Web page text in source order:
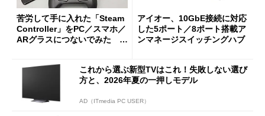
苦労して手に入れた「Steam
Controller」をPC／スマホ／
ARグラスにつないでみた ゲ
アイオー、10GbE接続に対応
した5ポート／8ポート搭載ア
ンマネージスイッチングハブ
これから選ぶ新型TVはこれ！失敗しない選び
方と、2026年夏の一押しモデル
AD（ITmedia PC USER）